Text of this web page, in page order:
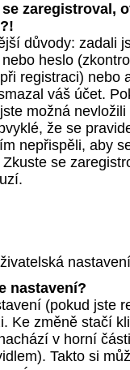
zaregistroval,
důvody: zadali
heslo
registraci) nebo
váš účet.
možná nevložili
že se
nepřispěli, aby
se
nastavení
nastavení?
(pokud jste
Ke změně stačí
v horní
Takto si